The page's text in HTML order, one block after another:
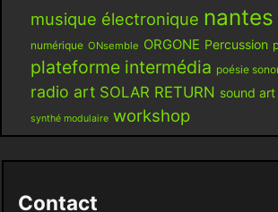
musique électronique nantes
numérique ONsemble ORGONE Percussion
plateforme intermédia poésie
radio art SOLAR RETURN sound art
synthé modulaire workshop
Contact